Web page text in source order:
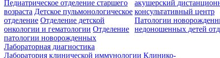
акушерский
консультативный центр
Патологии
недоношенных детей
Педиатрическое отделение старшего
возраста Детское пульмонологическое
отделение Отделение детской
онкологии и гематологии Отделение
патологии новорожденных
Лабораторная диагностика
Лаборатория клинической иммунологии Клинико-